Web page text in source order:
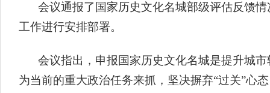
会议通报了国家历史文化名城部级评估反馈
工作进行安排部署。
会议指出，申报国家历史文化名城是提升城
为当前的重大政治任务来抓，坚决摒弃“过关”心